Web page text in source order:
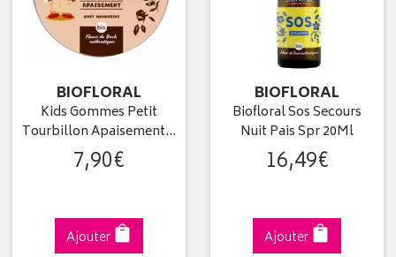
BIOFLORAL
Kids Gommes Petit
Tourbillon Apaisement…
7,90€
Ajouter
BIOFLORAL
Biofloral Sos Secours
Nuit Pais Spr 20Ml
16,49€
Ajouter